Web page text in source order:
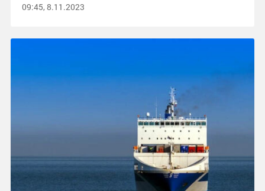
09:45, 8.11.2023